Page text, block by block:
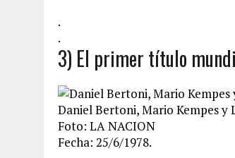
.
.
3) El primer título
Daniel Bertoni, Mario Kempes
Foto: LA NACION
Fecha: 25/6/1978.